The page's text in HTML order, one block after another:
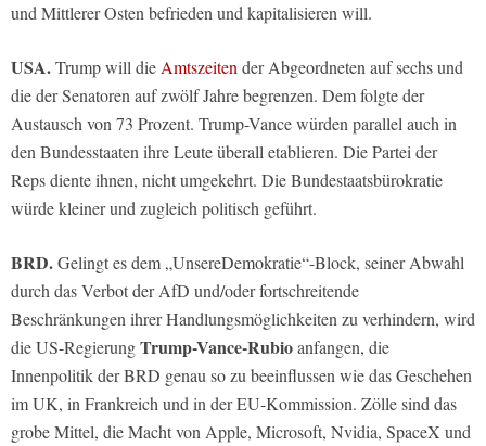
und Mittlerer Osten befrieden und kapitalisieren will.
USA.Trump will die Amtszeiten der Abgeordneten auf sechs und
die der Senatoren auf zwölf Jahre begrenzen. Dem folgte der
Austausch von 73 Prozent. Trump-Vance würden parallel auch in
den Bundesstaaten ihre Leute überall etablieren. Die Partei der
Reps diente ihnen, nicht umgekehrt. Die Bundestaatsbürokratie
würde kleiner und zugleich politisch geführt.
BRD.Gelingt es dem „UnsereDemokratie“-Block, seiner Abwahl
durch das Verbot der AfD und/oder fortschreitende
Beschränkungen ihrer Handlungsmöglichkeiten zu verhindern, wird
die US-RegierungTrump-Vance-Rubioanfangen, die
Innenpolitik der BRD genau so zu beeinflussen wie das Geschehen
im UK, in Frankreich und in der EU-Kommission. Zölle sind das
grobe Mittel, die Macht von Apple, Microsoft, Nvidia, SpaceX und